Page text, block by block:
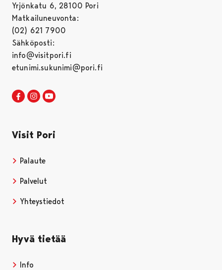
Yrjönkatu 6, 28100 Pori
Matkailuneuvonta:
(02) 621 7900
Sähköposti:
info@visitpori.fi
etunimi.sukunimi@pori.fi
Visit Pori Facebookissa
Avautuu uudessa välilehdessä
Visit Pori Instagrammissa
Avautuu uudessa välilehdessä
Visit Pori
Palaute
Palvelut
Yhteystiedot
Hyvä tietää
Info